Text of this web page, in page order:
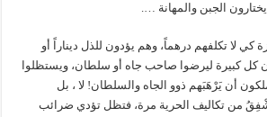
الجبن والمهانة ….
كي لا تكلفهم درهماً، وهم يؤدون للذل ديناراً أو
كل كبيرة ليرضوا صاحب جاه أو سلطان، ويستظلوا
أن يَرْهَبَهم ذوو الجاه والسلطان! لا ، بل
من تكاليف الحرية مرة، فتظل تؤدي ضرائب